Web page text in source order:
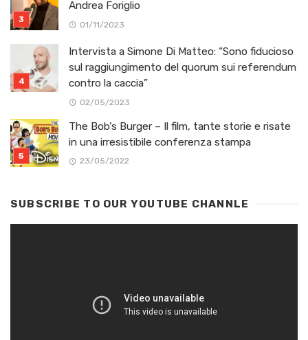
Andrea Foriglio
01/11/2023
Intervista a Simone Di Matteo: “Sono fiducioso
sul raggiungimento del quorum sui referendum
contro la caccia”
02/05/2023
The Bob’s Burger – Il film, tante storie e risate
in una irresistibile conferenza stampa
23/05/2022
SUBSCRIBE TO OUR YOUTUBE CHANNLE